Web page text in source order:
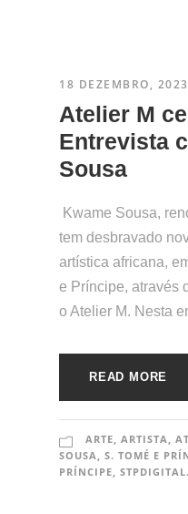
18 DEZEMBRO, 2023
Atelier M
Entrevista
Sousa
Kwame Sousa,
tem desbravado
artística africana,
e Príncipe, através
o Atelier M. Nesta
READ MORE
ARTE, ARTISTA,
SOUSA, S. TOMÉ E
PRÍNCIPE,